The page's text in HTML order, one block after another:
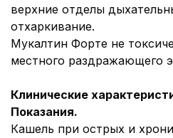
верхние отделы
отхаркивание.
Мукалтин Форте не
местного раздражающего
Клинические
Показания.
Кашель при острых и